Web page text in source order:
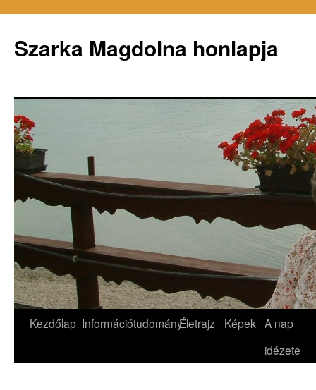
Szarka Magdolna honlapja
Kezdőlap InformációtudományÉletrajz Képek A nap
idézete